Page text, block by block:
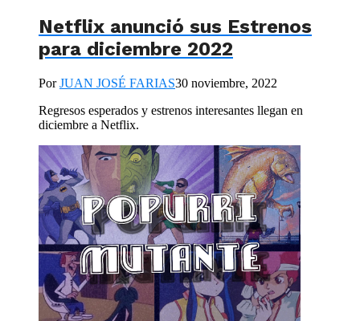
Netflix anunció sus Estrenos
para diciembre 2022
PorJUAN JOSÉ FARIAS30 noviembre, 2022
Regresos esperados y estrenos interesantes llegan en
diciembre a Netflix.